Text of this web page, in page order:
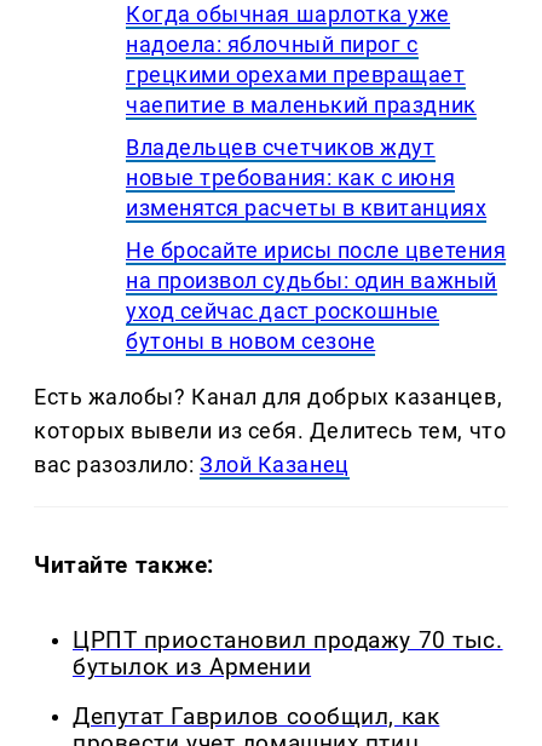
Когда обычная шарлотка уже
надоела: яблочный пирог с
грецкими орехами превращает
чаепитие в маленький праздник
Владельцев счетчиков ждут
новые требования: как с июня
изменятся расчеты в квитанциях
Не бросайте ирисы после цветения
на произвол судьбы: один важный
уход сейчас даст роскошные
бутоны в новом сезоне
Есть жалобы? Канал для добрых казанцев,
которых вывели из себя. Делитеcь тем, что
вас разозлило:Злой Казанец
Читайте также:
ЦРПТ приостановил продажу 70 тыс.
бутылок из Армении
Депутат Гаврилов сообщил, как